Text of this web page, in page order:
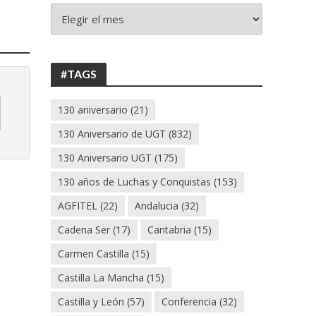
130
#TAGS
130 aniversario (21)
130 Aniversario de UGT (832)
130 Aniversario UGT (175)
130 años de Luchas y Conquistas (153)
AGFITEL (22) Andalucia (32)
Cadena Ser (17) Cantabria (15)
Carmen Castilla (15)
Castilla La Mancha (15)
Castilla y León (57) Conferencia (32)